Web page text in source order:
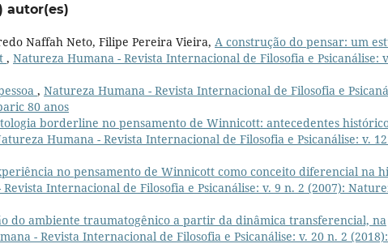
autor(es)
Naffah Neto, Filipe Pereira Vieira, A construção do pensar: um
, Natureza Humana - Revista Internacional de Filosofia e Psicanálise:
, Natureza Humana - Revista Internacional de Filosofia e
80 anos
borderline no pensamento de Winnicott: antecedentes
Humana - Revista Internacional de Filosofia e Psicanálise: v.
no pensamento de Winnicott como conceito diferencial na
Internacional de Filosofia e Psicanálise: v. 9 n. 2 (2007):
do ambiente traumatogênico a partir da dinâmica transferencial, na
- Revista Internacional de Filosofia e Psicanálise: v. 20 n. 2 (2018):